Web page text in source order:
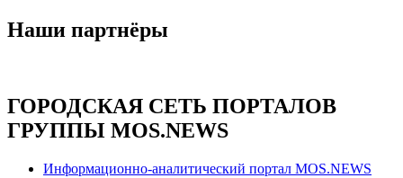
Наши партнёры
ГОРОДСКАЯ СЕТЬ ПОРТАЛОВ
ГРУППЫ MOS.NEWS
Информационно-аналитический портал MOS.NEWS